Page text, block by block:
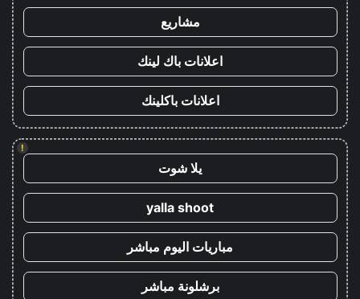
مشاريع
اعلانات باك لينك
اعلانات باكلينك
!
يلا شوت
yalla shoot
مباريات اليوم مباشر
برشلونة مباشر